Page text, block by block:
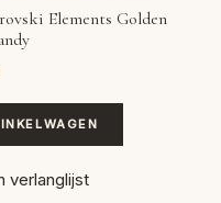
Elements Golden
verlanglijst